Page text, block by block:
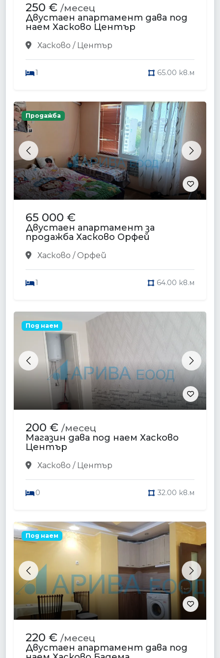
250 € /месец
Двустаен апартамент дава под
наем Хасково Център
Хасково / Център
1 65.00 кв.м
Previous Next
Продажба
65 000 €
Двустаен апартамент за
продажба Хасково Орфей
Хасково / Орфей
1 64.00 кв.м
Previous Next
Под наем
200 € /месец
Магазин дава под наем Хасково
Център
Хасково / Център
0 32.00 кв.м
Previous Next
Под наем
220 € /месец
Двустаен апартамент дава под